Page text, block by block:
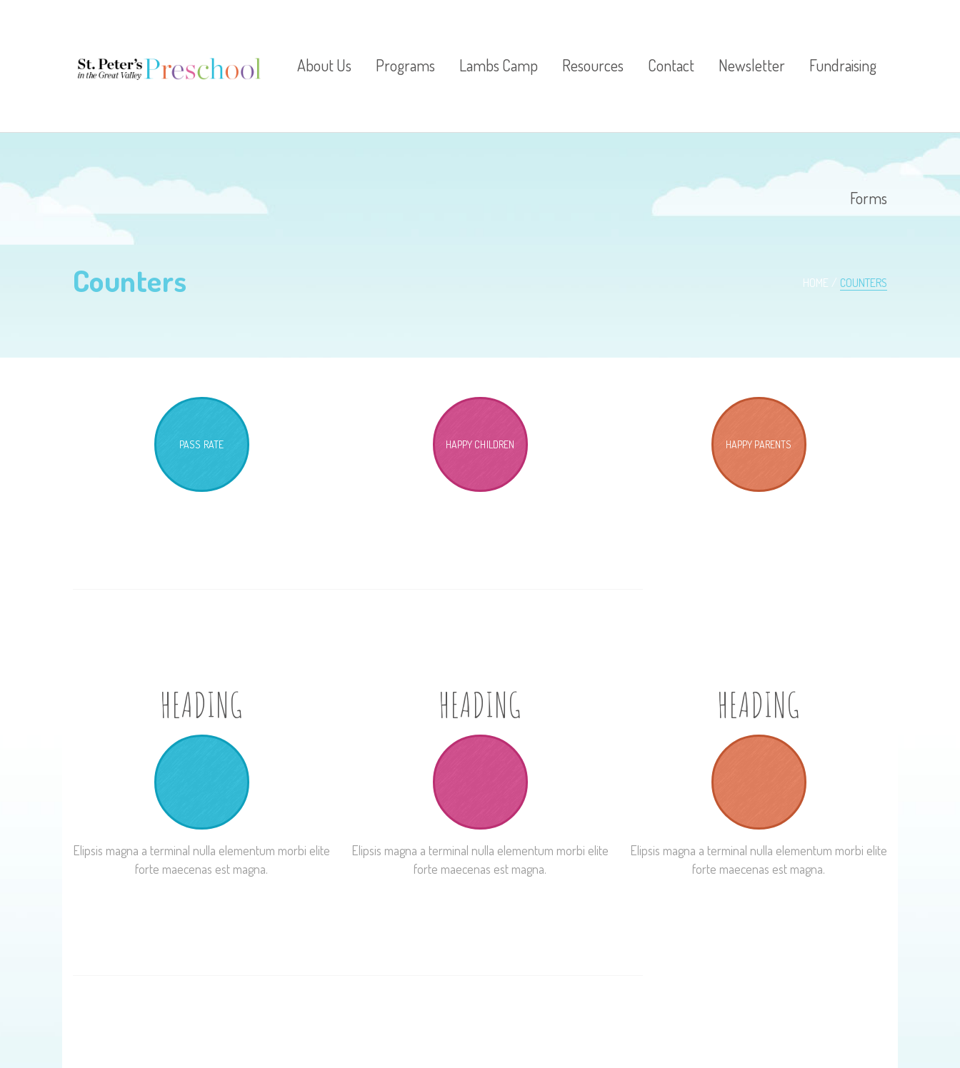
About Us Programs Lambs Camp Resources
Parenting Resources
Contact Newsletter Fundraising
Forms
Counters HOME COUNTERS
PASS RATE HAPPY CHILDREN HAPPY PARENTS
HEADING
Elipsis magna a terminal nulla elementum morbi elite
forte maecenas est magna.
HEADING
Elipsis magna a terminal nulla elementum morbi elite
forte maecenas est magna.
HEADING
Elipsis magna a terminal nulla elementum morbi elite
forte maecenas est magna.